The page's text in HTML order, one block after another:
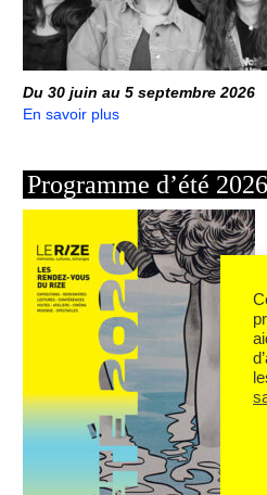
Du 30 juin au 5 septembre 2026
En savoir plus
Programme d’été 2026